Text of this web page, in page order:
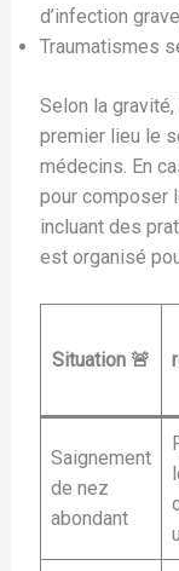
d’infection
Traumatismes
Selon la
premier lieu le
médecins. En
pour composer
incluant des
est organisé
Situation 🚨
Saignement
de nez
abondant